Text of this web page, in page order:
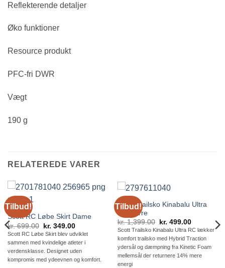
Reflekterende detaljer
Øko funktioner
Resource produkt
PFC-fri DWR
Vægt
190 g
RELATEREDE VARER
Tilbud!
Scott RC Løbe Skirt Dame
kr.699.00
Den
oprindelige
pris
var:
kr. 699.00.
kr. 349.00Den
aktuelle
pris
er:
kr. 349.00.
Scott RC Løbe Skirt blev udviklet
sammen med kvindelige atleter i
verdensklasse. Designet uden
kompromis med ydeevnen og komfort.
Tilbud!
Scott Trailsko Kinabalu Ultra
RC Herre
kr.1,399.00
Den
oprindelige
pris
var:
kr. 1,399.00.
kr. 499.00Den
aktuelle
pris
er:
kr. 499.00.
Scott Trailsko Kinabalu Ultra RC lækker
komfort trailsko med Hybrid Traction
ydersål og dæmpning fra Kinetic Foam
mellemsål der returnere 14% mere
energi